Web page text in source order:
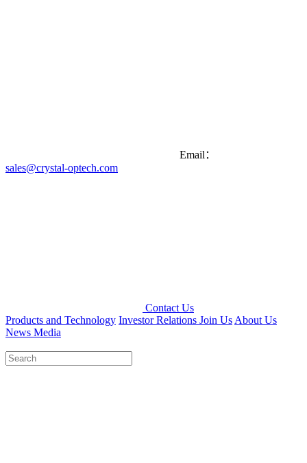
Email：
sales@crystal-optech.com
Contact Us
Products and Technology Investor Relations Join Us About Us
News Media